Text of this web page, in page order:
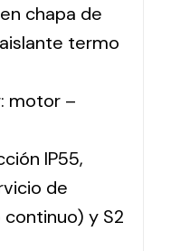
chapa de
termo
motor –
IP55,
de
y S2